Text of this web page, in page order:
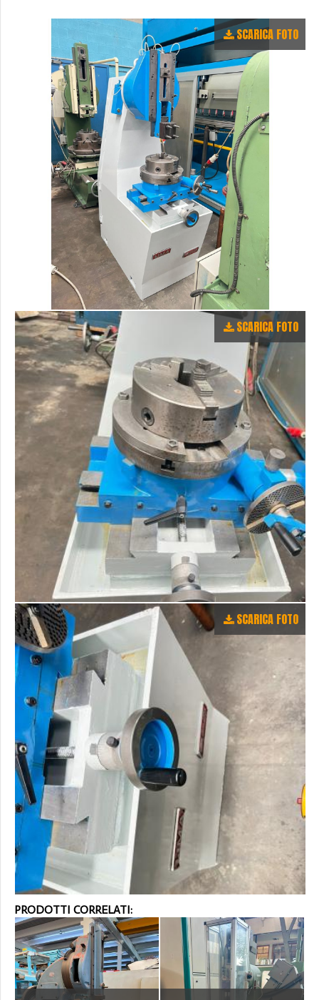
SCARICA FOTO
SCARICA FOTO
SCARICA FOTO
PRODOTTI CORRELATI: